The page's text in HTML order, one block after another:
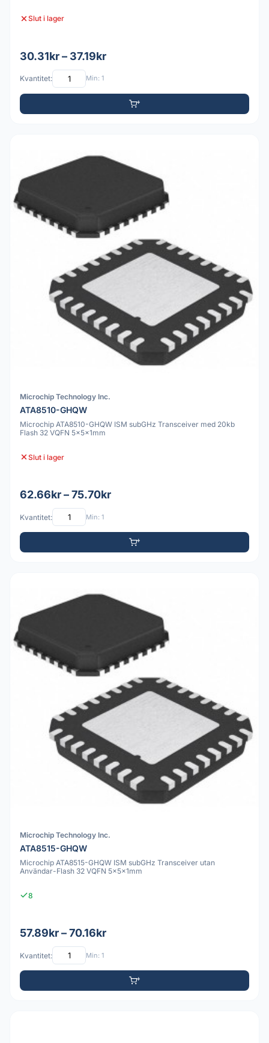
Slut i lager
30.31kr – 37.19kr
Kvantitet: Min: 1
Microchip Technology Inc.
ATA8510-GHQW
Microchip ATA8510-GHQW ISM subGHz Transceiver med 20kb
Flash 32 VQFN 5x5x1mm
Slut i lager
62.66kr – 75.70kr
Kvantitet: Min: 1
Microchip Technology Inc.
ATA8515-GHQW
Microchip ATA8515-GHQW ISM subGHz Transceiver utan
Användar-Flash 32 VQFN 5x5x1mm
8
57.89kr – 70.16kr
Kvantitet: Min: 1